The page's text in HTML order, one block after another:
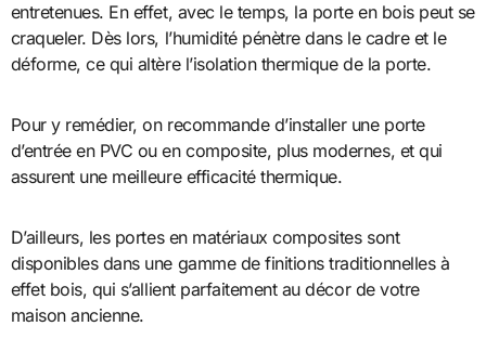
entretenues. En effet, avec le temps, la porte en bois peut se
craqueler. Dès lors, l’humidité pénètre dans le cadre et le
déforme, ce qui altère l’isolation thermique de la porte.
Pour y remédier, on recommande d’installer une porte
d’entrée en PVC ou en composite, plus modernes, et qui
assurent une meilleure efficacité thermique.
D’ailleurs, les portes en matériaux composites sont
disponibles dans une gamme de finitions traditionnelles à
effet bois, qui s’allient parfaitement au décor de votre
maison ancienne.